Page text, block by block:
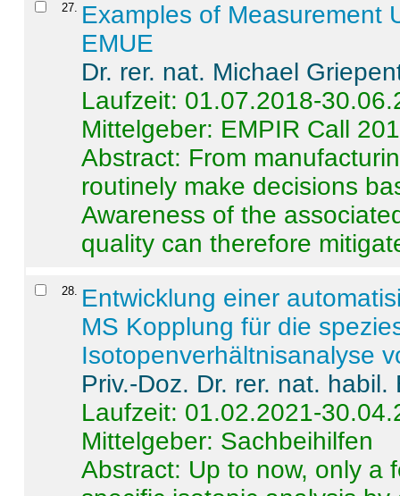
27. Examples of Measurement
EMUE
Dr. rer. nat. Michael
Laufzeit: 01.07.2018-
Mittelgeber: EMPIR Call
Abstract: From
routinely make decisions
Awareness of the
quality can therefore
28. Entwicklung einer
MS Kopplung für die
Isotopenverhältnisanalyse
Priv.-Doz. Dr. rer. nat.
Laufzeit: 01.02.2021-
Mittelgeber: Sachbeihilfen
Abstract: Up to now, only a